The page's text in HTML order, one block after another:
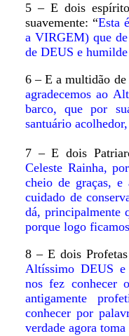
5 – E dois
suavemente: “Esta
a VIRGEM) que
de DEUS e
6 – E a multidão
agradecemos ao
barco, que por
santuário
7 – E dois
Celeste Rainha,
cheio de graças, e
cuidado de
dá, principalmente
porque logo
8 – E dois
Altíssimo DEUS e
nos fez conhecer
antigamente
conhecer por
verdade agora